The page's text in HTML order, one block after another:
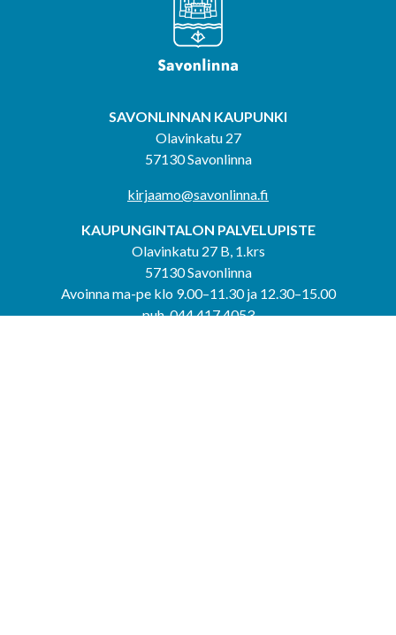
SAVONLINNAN KAUPUNKI
Olavinkatu 27
57130 Savonlinna
kirjaamo@savonlinna.fi
KAUPUNGINTALON PALVELUPISTE
Olavinkatu 27 B, 1.krs
57130 Savonlinna
Avoinna ma-pe klo 9.00–11.30 ja 12.30–15.00
puh. 044 417 4053